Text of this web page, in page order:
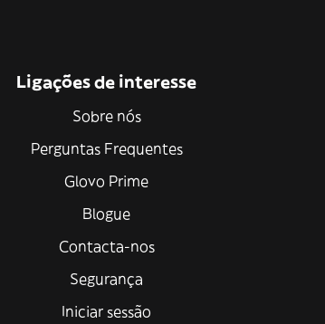
Ligações de interesse
Sobre nós
Perguntas Frequentes
Glovo Prime
Blogue
Contacta-nos
Segurança
Iniciar sessão